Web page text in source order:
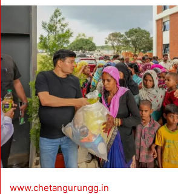
a
n
e
m
a
i
l
www.chetangurungg.in